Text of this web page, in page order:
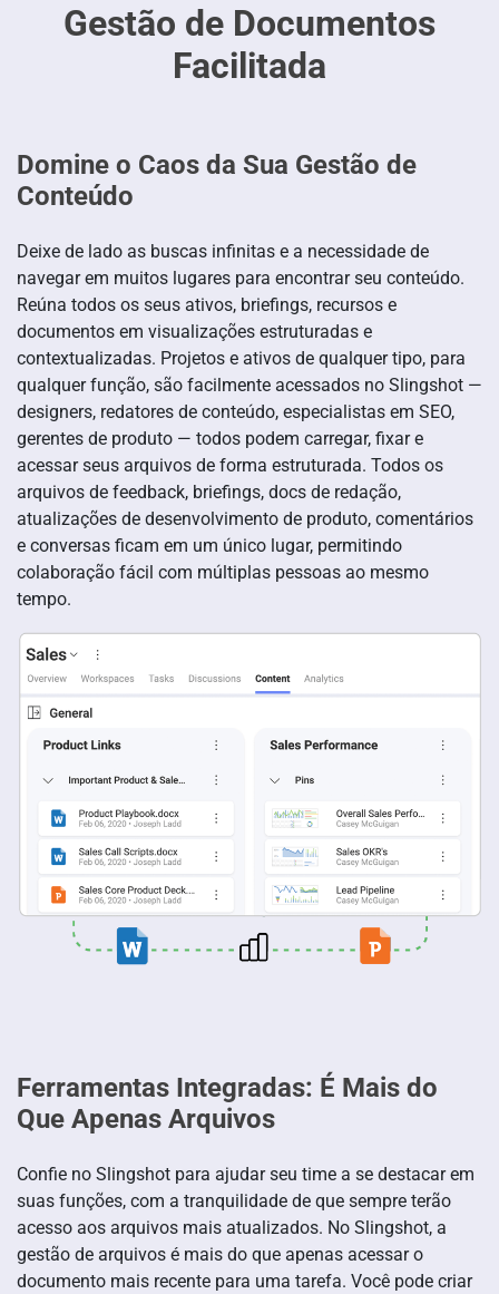
Gestão de Documentos
Facilitada
Domine o Caos da Sua Gestão de
Conteúdo
Deixe de lado as buscas infinitas e a necessidade de
navegar em muitos lugares para encontrar seu conteúdo.
Reúna todos os seus ativos, briefings, recursos e
documentos em visualizações estruturadas e
contextualizadas. Projetos e ativos de qualquer tipo, para
qualquer função, são facilmente acessados no Slingshot —
designers, redatores de conteúdo, especialistas em SEO,
gerentes de produto — todos podem carregar, fixar e
acessar seus arquivos de forma estruturada. Todos os
arquivos de feedback, briefings, docs de redação,
atualizações de desenvolvimento de produto, comentários
e conversas ficam em um único lugar, permitindo
colaboração fácil com múltiplas pessoas ao mesmo
tempo.
Ferramentas Integradas: É Mais do
Que Apenas Arquivos
Confie no Slingshot para ajudar seu time a se destacar em
suas funções, com a tranquilidade de que sempre terão
acesso aos arquivos mais atualizados. No Slingshot, a
gestão de arquivos é mais do que apenas acessar o
documento mais recente para uma tarefa. Você pode criar